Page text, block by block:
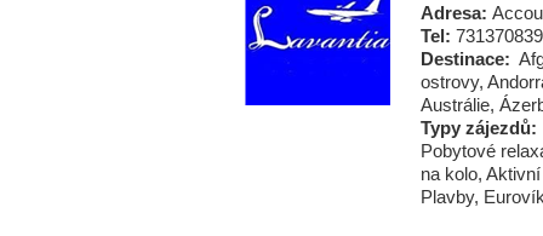
Adresa:
Tel: 731370839
Destinace:
ostrovy,
Austrálie,
Typy zájezdů:
Pobytové
na kolo,
Plavby,